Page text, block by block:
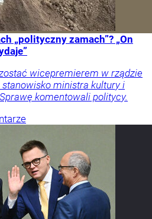
„polityczny zamach”? „On
wicepremierem w rządzie
ministra kultury i
komentowali politycy.